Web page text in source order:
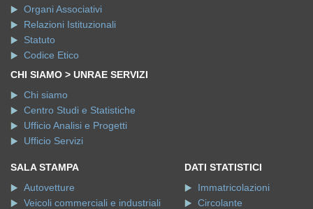
Organi Associativi
Relazioni Istituzionali
Statuto
Codice Etico
CHI SIAMO > UNRAE SERVIZI
Chi siamo
Centro Studi e Statistiche
Ufficio Analisi e Progetti
Ufficio Servizi
SALA STAMPA
Autovetture
Veicoli commerciali e industriali
DATI STATISTICI
Immatricolazioni
Circolante